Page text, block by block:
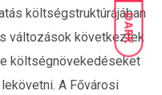
DARK
költségstruktúrájában
változások következtek
költségnövekedéseket
A Fővárosi